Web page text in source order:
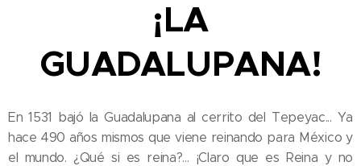
¡LA
GUADALUPANA!
En 1531 bajó la Guadalupana al cerrito del Tepeyac... Ya
hace 490 años mismos que viene reinando para México y
el mundo. ¿Qué si es reina?... ¡Claro que es Reina y no